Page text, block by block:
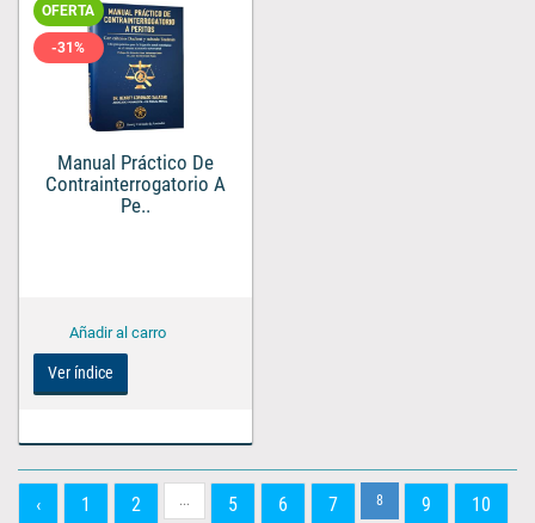
OFERTA
-31%
Manual Práctico De
Contrainterrogatorio A
Pe..
Ver índice
‹ 1 2 ... 5 6 7 8 9
10